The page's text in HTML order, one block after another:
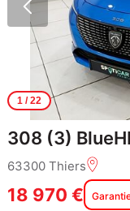
1/ 22
308 (3)
63300 Thiers
18 970 €